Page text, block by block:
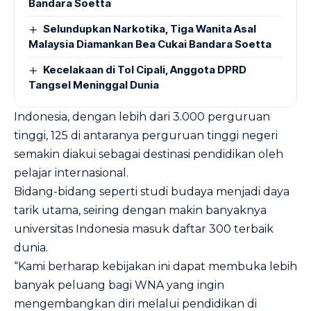
Bandara Soetta
Selundupkan Narkotika, Tiga Wanita Asal
Malaysia Diamankan Bea Cukai Bandara Soetta
Kecelakaan di Tol Cipali, Anggota DPRD
Tangsel Meninggal Dunia
Indonesia, dengan lebih dari 3.000 perguruan
tinggi, 125 di antaranya perguruan tinggi negeri
semakin diakui sebagai destinasi pendidikan oleh
pelajar internasional.
Bidang-bidang seperti studi budaya menjadi daya
tarik utama, seiring dengan makin banyaknya
universitas Indonesia masuk daftar 300 terbaik
dunia.
“Kami berharap kebijakan ini dapat membuka lebih
banyak peluang bagi WNA yang ingin
mengembangkan diri melalui pendidikan di